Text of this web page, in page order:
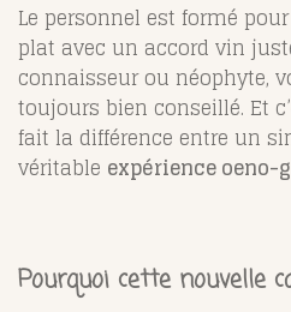
Le personnel est formé
plat avec un accord vin
connaisseur ou néophyte,
toujours bien conseillé. Et
fait la différence entre un
véritable expérience
Pourquoi cette nouvelle